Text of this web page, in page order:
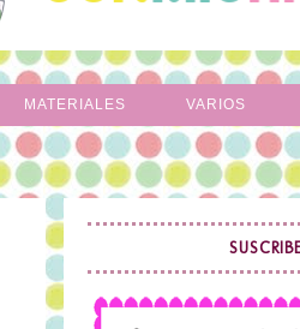
MATERIALES VARIOS